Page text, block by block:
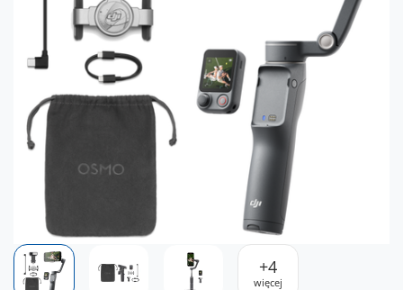
+4
więcej